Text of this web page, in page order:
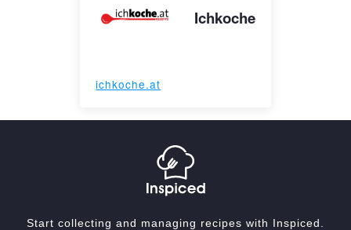
Ichkoche
ichkoche.at
Start collecting and managing recipes with Inspiced.